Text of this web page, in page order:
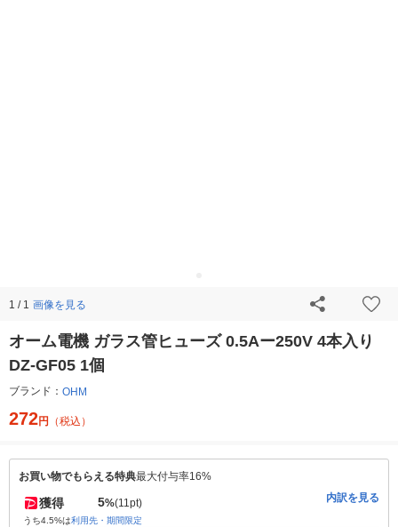
1 / 1 画像を見る
オーム電機 ガラス管ヒューズ 0.5Aー250V 4本入り
DZ-GF05 1個
ブランド： OHM
272円 （税込）
お買い物でもらえる特典最大付与率16%
獲得 5%(11pt)
うち4.5%は利用先・期間限定
内訳を見る